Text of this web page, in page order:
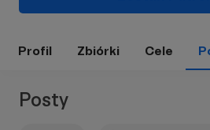
Profil Zbiórki Cele
Posty